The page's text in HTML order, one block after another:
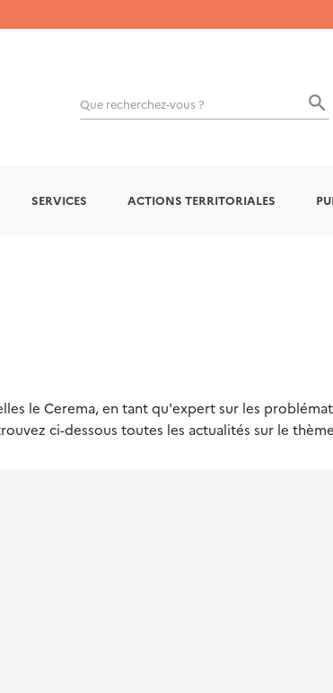
Que recherchez-vous ?
SERVICES ACTIONS TERRITORIALES
le Cerema, en tant qu'expert sur les
ci-dessous toutes les actualités sur le